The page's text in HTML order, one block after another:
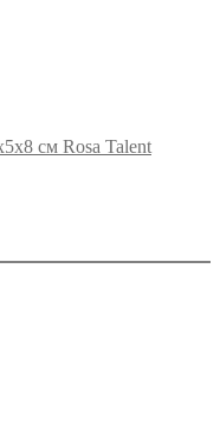
см Rosa Talent